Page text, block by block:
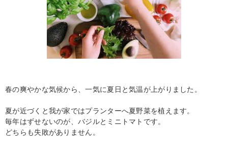
春の爽やかな気候から、一気に夏日と気温が上がりました。
夏が近づくと我が家ではプランターへ夏野菜を植えます。
毎年はずせないのが、バジルとミニトマトです。
どちらも失敗がありません。